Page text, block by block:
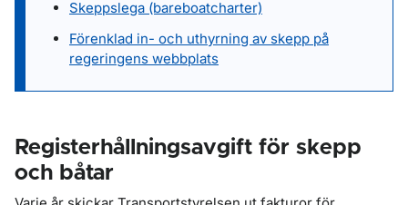
Skeppslega (bareboatcharter)
Förenklad in- och uthyrning av skepp på
regeringens webbplats
Registerhållningsavgift för skepp
och båtar